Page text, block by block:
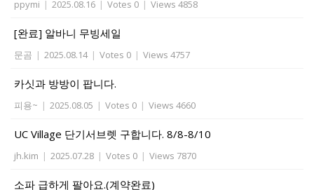
ppymi | 2025.08.16 | Votes 0 | Views 4858
[완료] 알바니 무빙세일
문곰 | 2025.08.14 | Votes 0 | Views 4757
카싯과 방방이 팝니다.
피용~ | 2025.08.05 | Votes 0 | Views 4660
UC Village 단기서브렛 구합니다. 8/8-8/10
jh.kim | 2025.07.28 | Votes 0 | Views 7870
소파 급하게 팔아요.(계약완료)